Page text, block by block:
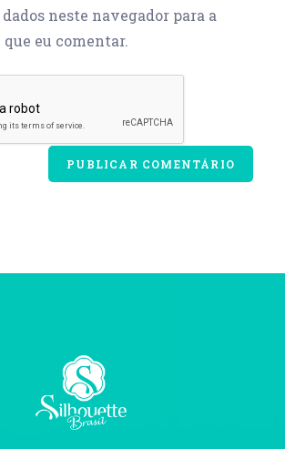
neste navegador para a
eu comentar.